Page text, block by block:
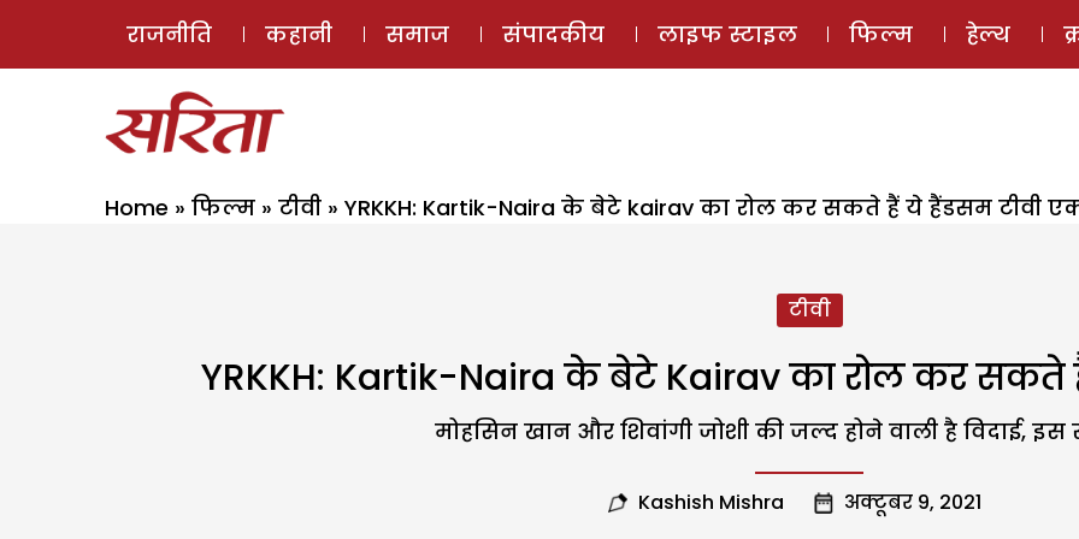
ई-मैगज़ीन
राजनीति कहानी समाज संपादकीय लाइफ स्टाइल फिल्म हेल्थ
Home » फिल्म » टीवी » YRKKH: Kartik-Naira के बेटे kairav का रोल कर सकते हैं ये हैंडसम टीवी
टीवी
YRKKH: Kartik-Naira के बेटे Kairav का रोल कर सकते
मोहसिन खान और शिवांगी जोशी की जल्द होने वाली है विदाई, इस
Kashish Mishra अक्टूबर 9, 2021